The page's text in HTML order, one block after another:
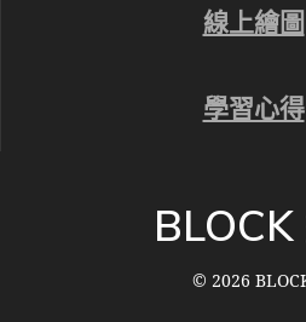
線上繪圖
學習心得
© 2026